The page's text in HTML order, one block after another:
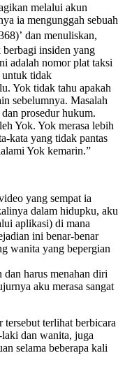
melalui akun
ia mengunggah sebuah
dan menuliskan,
insiden yang
adalah nomor plat taksi
tidak
Yok tidak tahu apakah
sebelumnya. Masalah
prosedur hukum.
Yok. Yok merasa lebih
kata yang tidak pantas
Yok kemarin.”
yang sempat ia
dalam hidupku, aku
aplikasi) di mana
ini benar-benar
wanita yang bepergian
dan harus menahan diri
aku merasa sangat
terlihat berbicara
dan wanita, juga
selama beberapa kali